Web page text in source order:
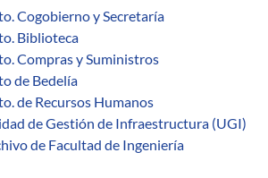
Cogobierno y Secretaría
Biblioteca
Compras y Suministros
de Bedelía
de Recursos Humanos
de Gestión de Infraestructura (UGI)
de Facultad de Ingeniería